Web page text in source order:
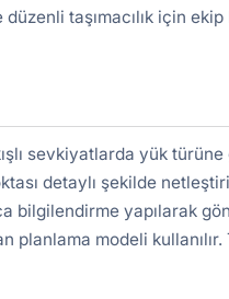
taşımacılık için
sevkiyatlarda yük
detaylı şekilde
bilgilendirme yapılarak
modeli kullanılır.